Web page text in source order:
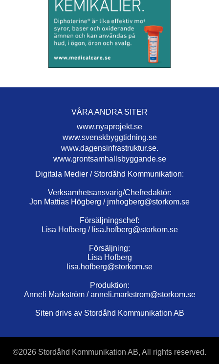
VÅRA ANDRA SITER
www.nyaprojekt.se
www.svenskbyggtidning.se
www.dagensinfrastruktur.se.
www.grontsamhallsbyggande.se
Digitala Medier / Stordåhd Kommunikation:
Verksamhetsansvarig/Chefredaktör:
Jon Mattias Högberg / jmhogberg@storkom.se
Försäljningschef:
Lisa Hofberg / lisa.hofberg@storkom.se
Försäljning:
Lisa Hofberg
lisa.hofberg@storkom.se
Produktion:
Anneli Markström /anneli.markstrom@storkom.se
Siten drivs av Stordåhd Kommunikation AB
©2026 Stordåhd Kommunikation AB, All rights reserved.